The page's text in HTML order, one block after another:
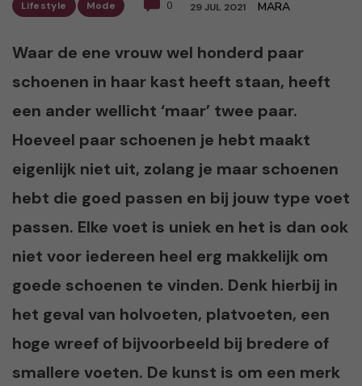
Lifestyle Mode 0 29 JUL 2021 MARA
Waar de ene vrouw wel honderd paar
schoenen in haar kast heeft staan, heeft
een ander wellicht ‘maar’ twee paar.
Hoeveel paar schoenen je hebt maakt
eigenlijk niet uit, zolang je maar schoenen
hebt die goed passen en bij jouw type voet
passen. Elke voet is uniek en het is dan ook
niet voor iedereen heel erg makkelijk om
goede schoenen te vinden. Denk hierbij in
het geval van holvoeten, platvoeten, een
hoge wreef of bijvoorbeeld bij bredere of
smallere voeten. De kunst is om een merk